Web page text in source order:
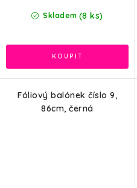
Skladem (8 ks)
Fóliový balónek číslo 9,
86cm, černá